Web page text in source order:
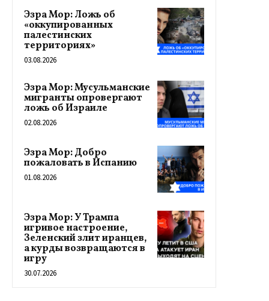
Эзра Мор: Ложь об
«оккупированных
палестинских
территориях»
03.08.2026
Эзра Мор: Мусульманские
мигранты опровергают
ложь об Израиле
02.08.2026
Эзра Мор: Добро
пожаловать в Испанию
01.08.2026
Эзра Мор: У Трампа
игривое настроение,
Зеленский злит иранцев,
а курды возвращаются в
игру
30.07.2026